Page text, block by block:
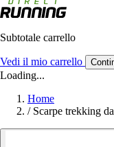
Subtotale carrello
Vedi il mio carrello
Loading...
Home
/ Scarpe trekking